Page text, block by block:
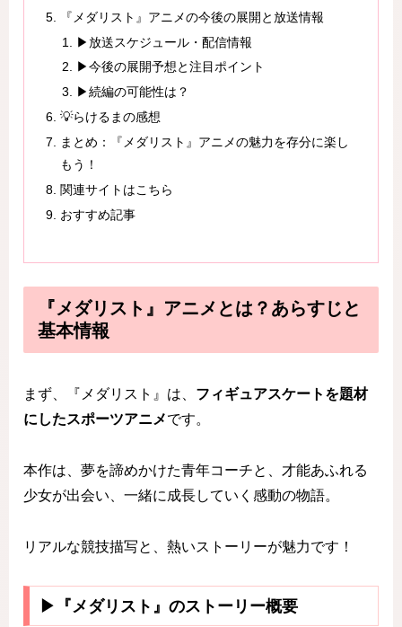
『メダリスト』アニメの今後の展開と放送情報
▶放送スケジュール・配信情報
▶今後の展開予想と注目ポイント
▶続編の可能性は？
💡らけるまの感想
まとめ：『メダリスト』アニメの魅力を存分に楽し
もう！
関連サイトはこちら
おすすめ記事
『メダリスト』アニメとは？あらすじと
基本情報
まず、『メダリスト』は、 フィギュアスケートを題材
にしたスポーツアニメです。
本作は、夢を諦めかけた青年コーチと、才能あふれる
少女が出会い、一緒に成長していく感動の物語。
リアルな競技描写と、熱いストーリーが魅力です！
▶『メダリスト』のストーリー概要